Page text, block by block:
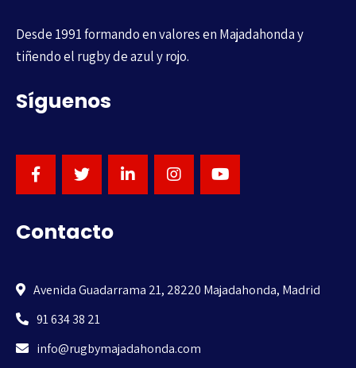
Desde 1991 formando en valores en Majadahonda y
tiñendo el rugby de azul y rojo.
Síguenos
Contacto
Avenida Guadarrama 21, 28220 Majadahonda, Madrid
91 634 38 21
info@rugbymajadahonda.com